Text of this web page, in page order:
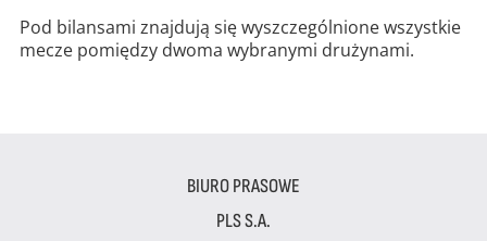
Pod bilansami znajdują się wyszczególnione wszystkie
mecze pomiędzy dwoma wybranymi drużynami.
BIURO PRASOWE
PLS S.A.